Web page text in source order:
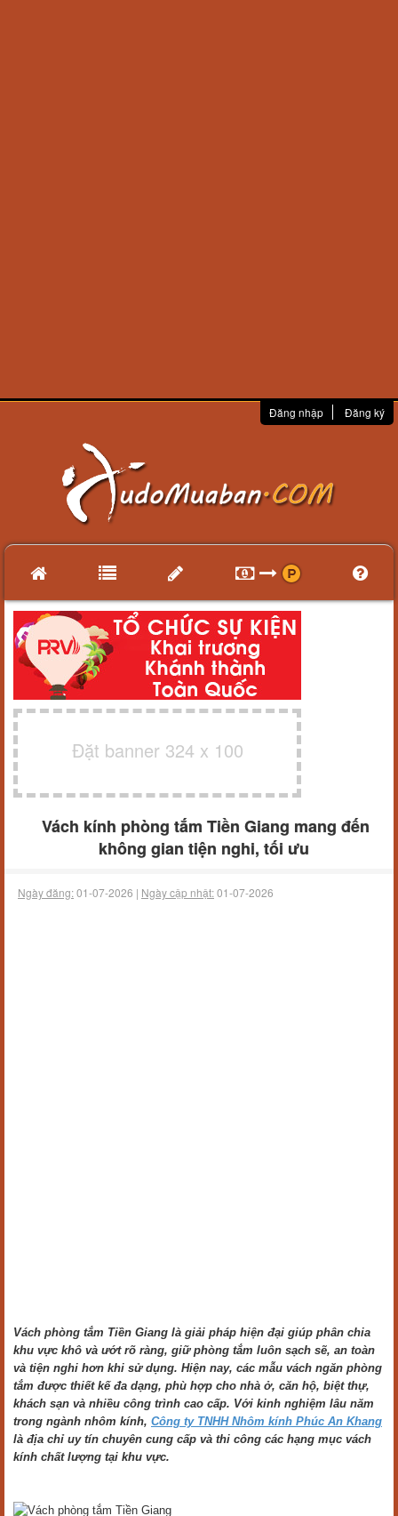
Đăng nhập Đăng ký
Đặt banner 324 x 100
Vách kính phòng tắm Tiền Giang mang đến
không gian tiện nghi, tối ưu
Ngày đăng:01-07-2026 | Ngày cập nhật:01-07-2026
Vách phòng tắm Tiền Giang là giải pháp hiện đại giúp phân chia
khu vực khô và ướt rõ ràng, giữ phòng tắm luôn sạch sẽ, an toàn
và tiện nghi hơn khi sử dụng. Hiện nay, các mẫu vách ngăn phòng
tắm được thiết kế đa dạng, phù hợp cho nhà ở, căn hộ, biệt thự,
khách sạn và nhiều công trình cao cấp. Với kinh nghiệm lâu năm
trong ngành nhôm kính, Công ty TNHH Nhôm kính Phúc An Khang
là địa chỉ uy tín chuyên cung cấp và thi công các hạng mục vách
kính chất lượng tại khu vực.